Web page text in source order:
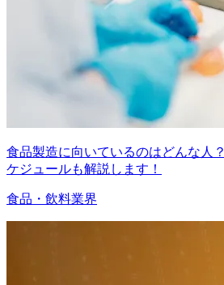
食品製造に向いているのはどんな人
ケジュールも解説します！
食品・飲料業界